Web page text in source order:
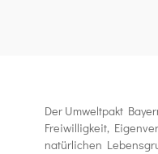
Der Umweltpakt
Freiwilligkeit,
natürlichen